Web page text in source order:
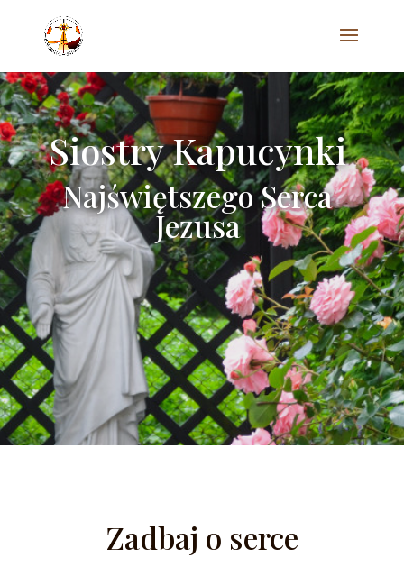
Siostry Kapucynki
Najświętszego Serca
Jezusa
Zadbaj o serce